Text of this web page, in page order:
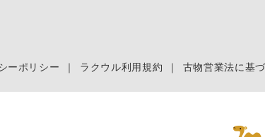
ーポリシー ｜ ラクウル利用規約 ｜ 古物営業法に基